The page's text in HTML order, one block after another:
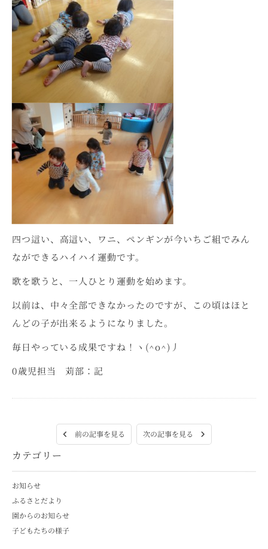
カテゴリー
お知らせ
ふるさとだより
園からのお知らせ
子どもたちの様子
四つ這い、高這い、ワニ、ペンギンが今いちご組でみん
なができるハイハイ運動です。
歌を歌うと、一人ひとり運動を始めます。
以前は、中々全部できなかったのですが、この頃はほと
んどの子が出来るようになりました。
毎日やっている成果ですね！ヽ(^o^)丿
0歳児担当 苅部：記
前の記事を見る 次の記事を見る